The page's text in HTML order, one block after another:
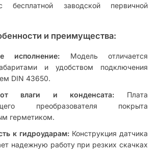
бесплатной заводской первичной
и преимущества:
исполнение: Модель отличается
и удобством подключения
DIN 43650.
влаги и конденсата: Плата
преобразователя покрыта
герметиком.
к гидроударам: Конструкция датчика
надежную работу при резких скачках